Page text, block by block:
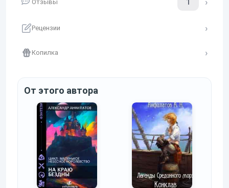
Отзывы
Рецензии
Копилка
От этого автора